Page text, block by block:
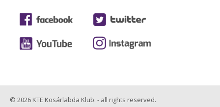
© 2026 KTE Kosárlabda Klub. - all rights reserved.